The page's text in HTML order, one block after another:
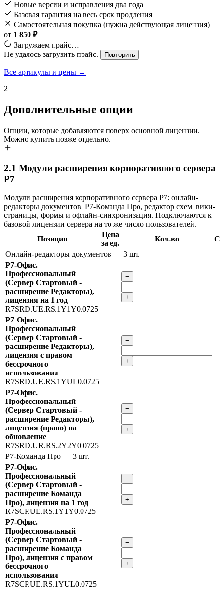
Новые версии и исправления два года
Базовая гарантия на весь срок продления
Самостоятельная покупка (нужна действующая лицензия)
от 1 850 ₽
Загружаем прайс…
Не удалось загрузить прайс.
Повторить
Все артикулы и цены →
2
Дополнительные опции
Опции, которые добавляются поверх основной лицензии.
Можно купить позже отдельно.
2.1 Модули расширения корпоративного сервера
Р7
Модули расширения корпоративного сервера Р7: онлайн-
редакторы документов, Р7-Команда Про, редактор схем, вики-
страницы, формы и офлайн-синхронизация. Подключаются к
базовой лицензии сервера на то же число пользователей.
Позиция
Цена
за ед.
Кол-во
Онлайн-редакторы документов — 3 шт.
Р7-Офис.
Профессиональный
(Сервер Стартовый -
расширение Редакторы),
лицензия на 1 год
R7SRD.UE.RS.1Y1Y0.0725
−
+
Р7-Офис.
Профессиональный
(Сервер Стартовый -
расширение Редакторы),
лицензия с правом
бессрочного
использования
R7SRD.UE.RS.1YUL0.0725
−
+
Р7-Офис.
Профессиональный
(Сервер Стартовый -
расширение Редакторы),
лицензия (право) на
обновление
R7SRD.UR.RS.2Y2Y0.0725
−
+
Р7-Команда Про — 3 шт.
Р7-Офис.
Профессиональный
(Сервер Стартовый -
расширение Команда
Про), лицензия на 1 год
R7SCP.UE.RS.1Y1Y0.0725
−
+
Р7-Офис.
Профессиональный
(Сервер Стартовый -
расширение Команда
Про), лицензия с правом
бессрочного
использования
R7SCP.UE.RS.1YUL0.0725
−
+